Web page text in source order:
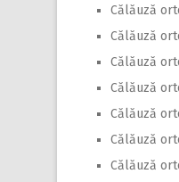
Călăuză
Călăuză
Călăuză
Călăuză
Călăuză
Călăuză
Călăuză